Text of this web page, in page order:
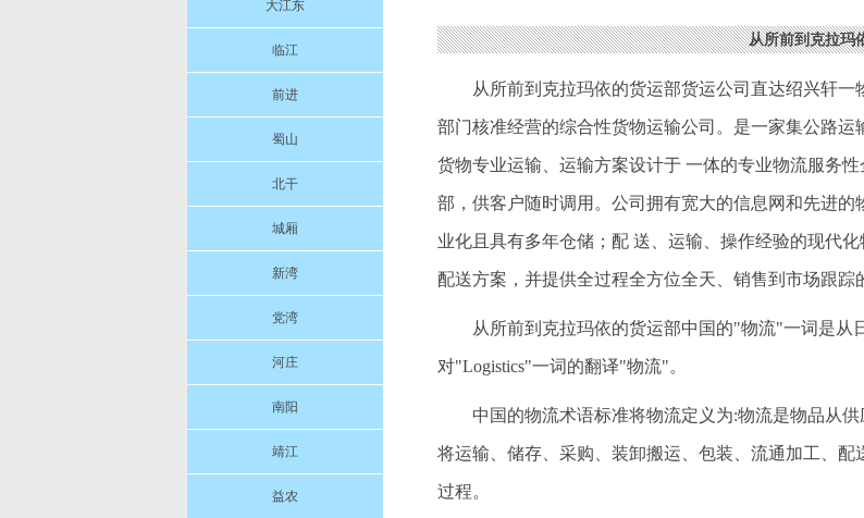
大江东
临江
前进
蜀山
北干
城厢
新湾
党湾
河庄
南阳
靖江
益农
从所前到克拉玛
从所前到克拉玛依的货运部货运公司直达绍兴轩
部门核准经营的综合性货物运输公司。是一家集公路
货物专业运输、运输方案设计于 一体的专业物流服务
部，供客户随时调用。公司拥有宽大的信息网和先进
业化且具有多年仓储；配 送、运输、操作经验的现代
配送方案，并提供全过程全方位全天、销售到市场跟
从所前到克拉玛依的货运部中国的"物流"一词是从
对"Logistics"一词的翻译"物流"。
中国的物流术语标准将物流定义为:物流是物品从
将运输、储存、采购、装卸搬运、包装、流通加工、
过程。